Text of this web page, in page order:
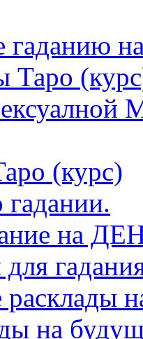
Таро
(курс)
на
расклады
на